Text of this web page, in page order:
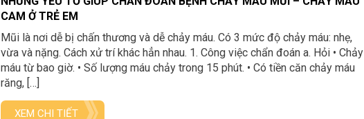
CAM Ở TRẺ EM
Mũi là nơi dễ bị chấn thương và dễ chảy máu. Có 3 mức độ chảy máu: nhẹ,
vừa và nặng. Cách xử trí khác hẳn nhau. 1. Công việc chẩn đoán a. Hỏi • Chảy
máu từ bao giờ. • Số lượng máu chảy trong 15 phút. • Có tiền căn chảy máu
răng, […]
XEM CHI TIẾT